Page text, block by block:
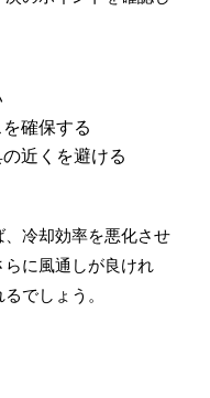
確保する
近くを避ける
冷却効率を悪化させ
に風通しが良けれ
でしょう。